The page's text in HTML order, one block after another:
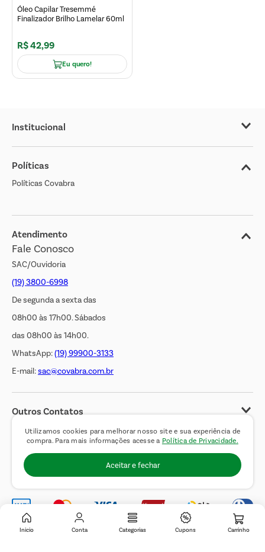
Utilizamos cookies para melhorar nosso site e sua experiência de
compra. Para mais informações acesse a Política de Privacidade.
Aceitar e fechar
Inicio Conta Categorias Cupons
Óleo Capilar Tresemmé
Finalizador Brilho Lamelar 60ml
R$42,99
Eu quero!
Institucional
Sobre o Covabra
Nossas Lojas
Cliente Bem Estar
Jornal de Ofertas
Transparência Salarial
Políticas
Políticas Covabra
Atendimento
Fale Conosco
SAC/Ouvidoria
(19) 3800-6998
De segunda a sexta das
08h00 às 17h00. Sábados
das 08h00 às 14h00.
WhatsApp:(19) 99900-3133
E-mail:sac@covabra.com.br
Outros Contatos
Negócios Imobiliários
Trabalhe Conosco